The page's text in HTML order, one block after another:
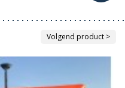
Volgend product >